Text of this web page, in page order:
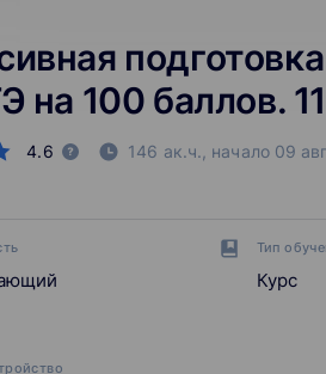
на 100 баллов.
4.6 146 ак.ч., начало 09
Тип
Курс